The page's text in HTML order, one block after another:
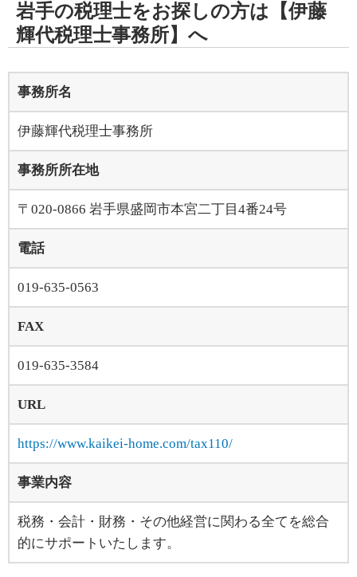
岩手の税理士をお探しの方は【伊藤
輝代税理士事務所】へ
事務所名
伊藤輝代税理士事務所
事務所所在地
〒020-0866 岩手県盛岡市本宮二丁目4番24号
電話
019-635-0563
FAX
019-635-3584
URL
https://www.kaikei-home.com/tax110/
事業内容
税務・会計・財務・その他経営に関わる全てを総合
的にサポートいたします。